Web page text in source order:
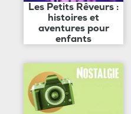
Les Petits Rêveurs :
histoires et
aventures pour
enfants